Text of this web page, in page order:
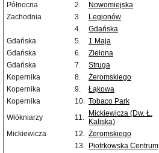
Północna
2. Nowomiejska
Zachodnia
3. Legionów
4.
Gdańska
Gdańska
5. 1 Maja
Gdańska
6. Zielona
Gdańska
7. Struga
Kopernika
8. Żeromskiego
Kopernika
9. Łąkowa
Kopernika
10. Tobaco Park
Włókniarzy
11.
Mickiewicza (Dw. Ł.
Kaliska)
Mickiewicza 12. Żeromskiego
13. Piotrkowska Centrum